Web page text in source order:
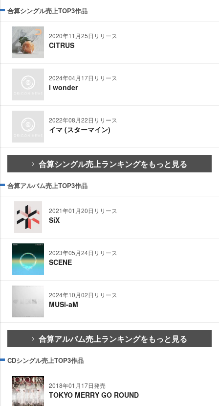
合算シングル売上TOP3作品
2020年11月25日リリース
CITRUS
2024年04月17日リリース
I wonder
2022年08月22日リリース
イマ (スターマイン)
合算シングル売上ランキングをもっと見る
合算アルバム売上TOP3作品
2021年01月20日リリース
SiX
2023年05月24日リリース
SCENE
2024年10月02日リリース
MUSi-aM
合算アルバム売上ランキングをもっと見る
CDシングル売上TOP3作品
2018年01月17日発売
TOKYO MERRY GO ROUND